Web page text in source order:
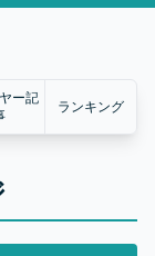
ー記
ランキング